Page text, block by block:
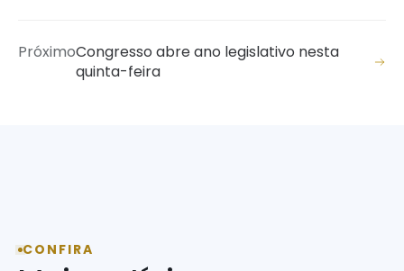
PróximoCongresso abre ano legislativo nesta
quinta-feira
CONFIRA